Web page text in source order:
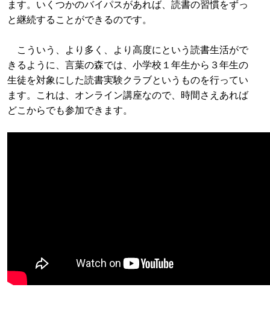
ます。いくつかのバイパスがあれば、読書の習慣をずっ
と継続することができるのです。
こういう、より多く、より高度にという読書生活がで
きるように、言葉の森では、小学校１年生から３年生の
生徒を対象にした読書実験クラブというものを行ってい
ます。これは、オンライン講座なので、時間さえあれば
どこからでも参加できます。